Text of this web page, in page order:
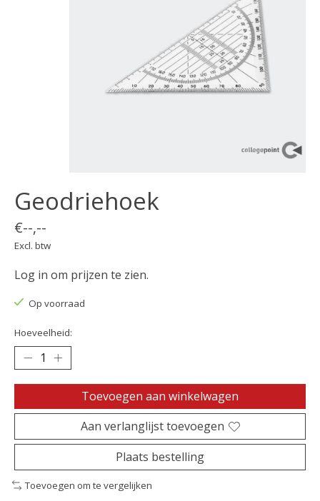
Geodriehoek
€--,--
Excl. btw
Log in om prijzen te zien.
Op voorraad
Hoeveelheid:
Toevoegen aan winkelwagen
Aan verlanglijst toevoegen
Plaats bestelling
Toevoegen om te vergelijken